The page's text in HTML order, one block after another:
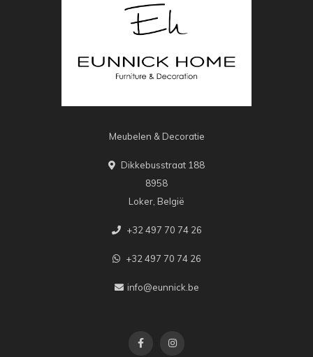
Meubelen & Decoratie
Dikkebusstraat 188
8958
Loker, België
+32 497 70 74 26
+32 497 70 74 26
info@eunnick.be